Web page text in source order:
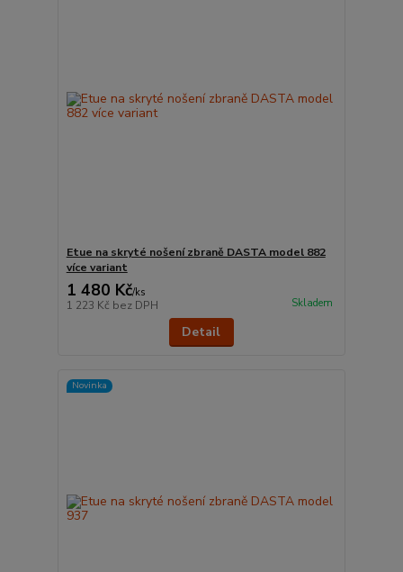
Etue na skryté nošení zbraně DASTA model 882
více variant
1 480 Kč/ks
1 223 Kč bez DPH Skladem
Detail
Novinka